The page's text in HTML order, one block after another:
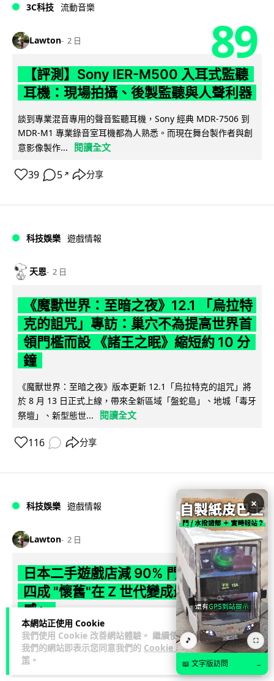
本網站正使用 Cookie
我們使用 Cookie 改善網站體驗。 繼續使用
我們的網站即表示您同意我們的 Cookie 政
策 。
3C科技 流動音樂
Lawton 2 日 89
【評測】Sony IER-M500 入耳式監聽
耳機：現場拍攝、後製監聽與人聲利器
談到專業混音專用的聲音監聽耳機，Sony 經典 MDR-7506 到
MDR-M1 專業錄音室耳機都為人熟悉。而現在舞台製作者與創
意影像製作...
閱讀全文
39 5 ↗ 分享
科技娛樂 遊戲情報
天恩 2 日
《魔獸世界：至暗之夜》12.1 「烏拉特
克的詛咒」專訪：巢穴不為提高世界首
領門檻而設 《諸王之眠》縮短約 10 分
鐘
《魔獸世界：至暗之夜》版本更新 12.1「烏拉特克的詛咒」將
於 8 月 13 日正式上線，帶來全新區域「盤蛇島」、地城「毒牙
祭壇」、新型態世...
閱讀全文
116 分享
科技娛樂 遊戲情報
Lawton 2 日
日本二手遊戲店減 90% 門市 業績反增
四成 "懷舊"在 Z 世代變成最潮「新鮮
感」
日本零售巨頭 GEO 將懷舊遊戲銷售門市從 1,000 間大幅減至
99 間，但銷售額卻不降反升至過往的 1.4 倍。做到「減店增
收」奇蹟，...
×
🎵 ⛶
📖 文字版訪問 →